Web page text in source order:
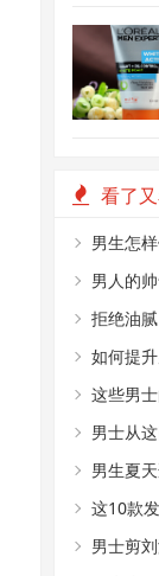
看了
男生怎
腻？
男人的
拒绝油
如何提
这些男
上去不
男士从
男生夏
这10款
男士剪